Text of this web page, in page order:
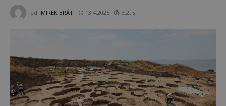
od MIREK BRÁT 13.4.2025 3.2tis